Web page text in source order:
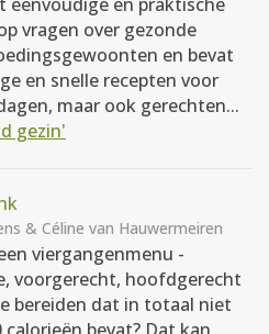
vragen over gezonde
en bevat
en snelle recepten voor
maar ook gerechten...
gezin'
& Céline van Hauwermeiren
viergangenmenu -
voorgerecht, hoofdgerecht
bereiden dat in totaal niet